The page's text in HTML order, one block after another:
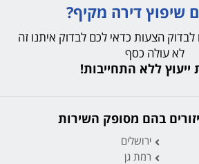
שיפוץ דירה מקיף?
הצעות כדאי לכם לבדוק איתנו זה
לא עולה כסף
ייעוץ ללא התחייבות!
בהם מסופק השירות
ירושלים
רמת גן